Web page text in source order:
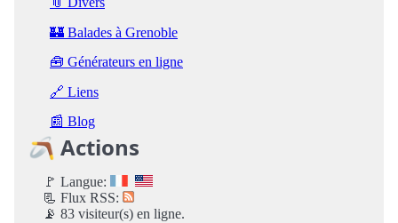
🏰 Balades à Grenoble
🧰 Générateurs en ligne
🔗 Liens
📰 Blog
🪃 Actions
🚩 Langue:
📃 Flux RSS:
📡 83 visiteur(s) en ligne.